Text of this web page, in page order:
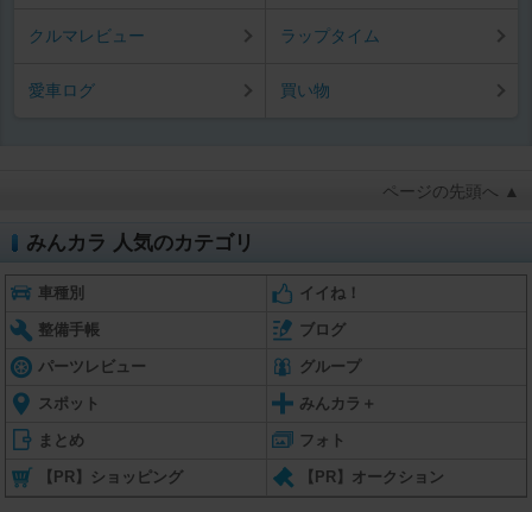
クルマレビュー ラップタイム
愛車ログ 買い物
ページの先頭へ ▲
みんカラ 人気のカテゴリ
車種別 イイね！
整備手帳 ブログ
パーツレビュー グループ
スポット みんカラ＋
まとめ フォト
【PR】ショッピング 【PR】オークション